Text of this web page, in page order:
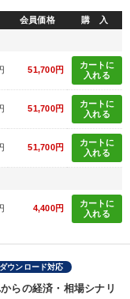
伝統・文化
史に学ぶ
を更新いただけます。
refresh 更新する
探しいただけます
会員価格 購 入
51,700円
カートに
入れる
51,700円
カートに
入れる
51,700円
カートに
入れる
4,400円
カートに
入れる
ダウンロード対応
らの経済・相場シナリ